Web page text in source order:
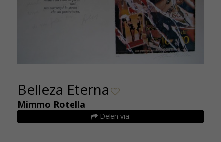
Belleza Eterna
Mimmo Rotella
Delen via: